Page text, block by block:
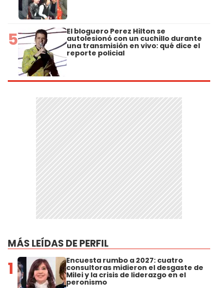
5 El bloguero Perez Hilton se
autolesionó con un cuchillo durante
una transmisión en vivo: qué dice el
reporte policial
MÁS LEÍDAS DE PERFIL
1 Encuesta rumbo a 2027: cuatro
consultoras midieron el desgaste de
Milei y la crisis de liderazgo en el
peronismo